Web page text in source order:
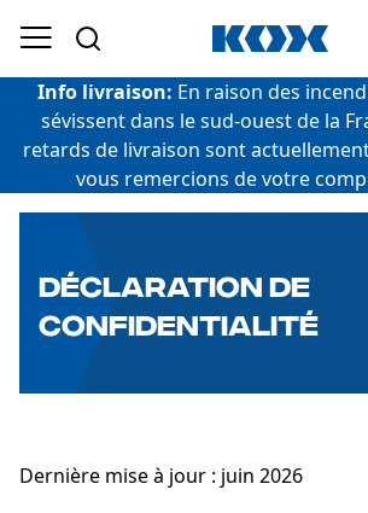
Info livraison: En raison des
sévissent dans le sud-ouest de la
retards de livraison sont
vous remercions de votre
DÉCLARATION DE
CONFIDENTIALITÉ
Dernière mise à jour : juin 2026